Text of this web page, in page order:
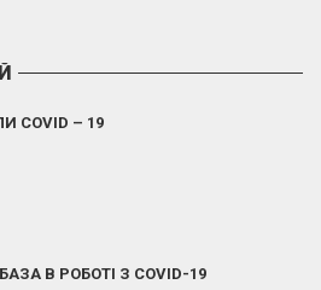
COVID – 19
В РОБОТІ З COVID-19